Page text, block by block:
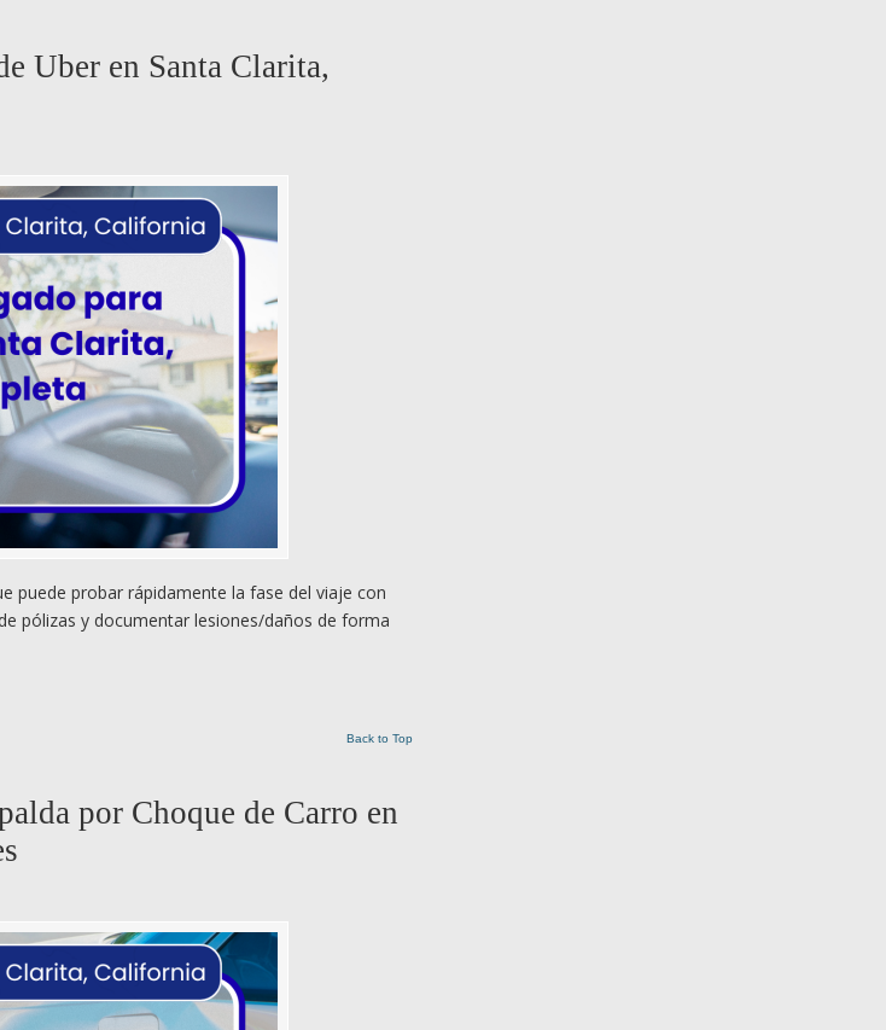
Uber en Santa Clarita,
puede probar rápidamente la fase del viaje con
pólizas y documentar lesiones/daños de forma
Back to Top
por Choque de Carro en